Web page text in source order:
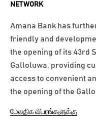
NETWORK
Amana Bank has
friendly and
the opening of its 43rd
Galloluwa, providing
access to convenient
the opening of the
மேலதிக விபரங்களுக்கு